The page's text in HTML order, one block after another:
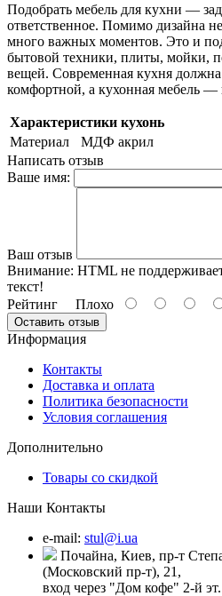
Подобрать мебель для кухни —
ответственное. Помимо дизайна
много важных моментов. Это и
бытовой техники, плиты, мойки,
вещей. Современная кухня
комфортной, а кухонная мебель —
Характеристики кухонь
Материал
МДФ акрил
Написать отзыв
Ваше имя:
Ваш отзыв
Внимание: HTML не
текст!
Рейтинг Плохо
Оставить отзыв
Информация
Контакты
Доставка и оплата
Политика безопасности
Условия соглашения
Дополнительно
Товары со скидкой
Наши Контакты
e-mail: stul@i.ua
Почайна, Киев, пр-т
(Московский пр-т), 21,
вход через "Дом кофе" 2-й эт.